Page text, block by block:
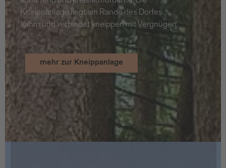
Kneippanlage liegt am Rande des Dorfes
Vahrn und verbindet kneippen mit Vergnügen.
mehr zur Kneippanlage